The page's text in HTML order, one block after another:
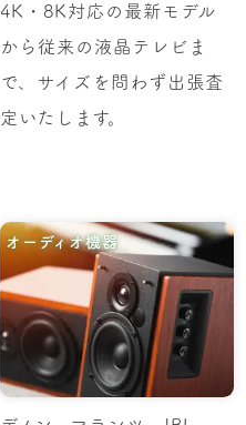
4K・8K対応の最新モデル
から従来の液晶テレビま
で、サイズを問わず出張査
定いたします。
オーディオ機器